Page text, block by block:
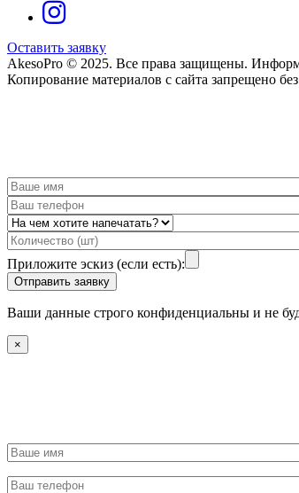
Оставить заявку
AkesoPro © 2025. Все права защищены.
Копирование материалов с сайта запрещено
Приложите эскиз (если есть):
Ваши данные строго конфиденциальны и не
×